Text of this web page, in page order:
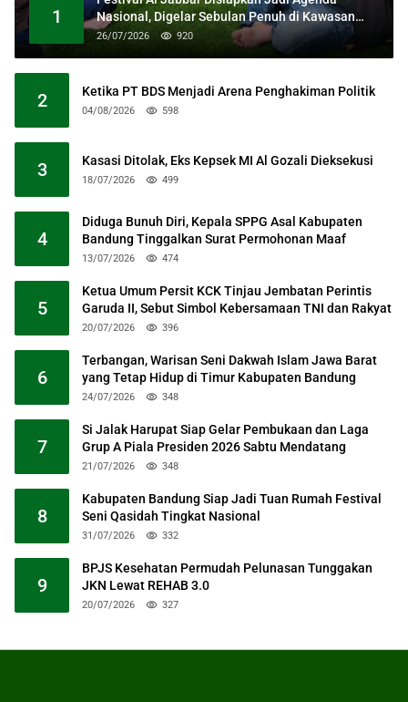
1
Nasional, Digelar Sebulan Penuh di Kawasan
Masjid Raya Al Jabbar
26/07/2026 920
2 Ketika PT BDS Menjadi Arena Penghakiman Politik
04/08/2026 598
3 Kasasi Ditolak, Eks Kepsek MI Al Gozali Dieksekusi
18/07/2026 499
4
Diduga Bunuh Diri, Kepala SPPG Asal Kabupaten
Bandung Tinggalkan Surat Permohonan Maaf
13/07/2026 474
5
Ketua Umum Persit KCK Tinjau Jembatan Perintis
Garuda II, Sebut Simbol Kebersamaan TNI dan Rakyat
20/07/2026 396
6
Terbangan, Warisan Seni Dakwah Islam Jawa Barat
yang Tetap Hidup di Timur Kabupaten Bandung
24/07/2026 348
7
Si Jalak Harupat Siap Gelar Pembukaan dan Laga
Grup A Piala Presiden 2026 Sabtu Mendatang
21/07/2026 348
8
Kabupaten Bandung Siap Jadi Tuan Rumah Festival
Seni Qasidah Tingkat Nasional
31/07/2026 332
9
BPJS Kesehatan Permudah Pelunasan Tunggakan
JKN Lewat REHAB 3.0
20/07/2026 327